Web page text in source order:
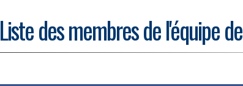
Liste des membres de l'équipe de